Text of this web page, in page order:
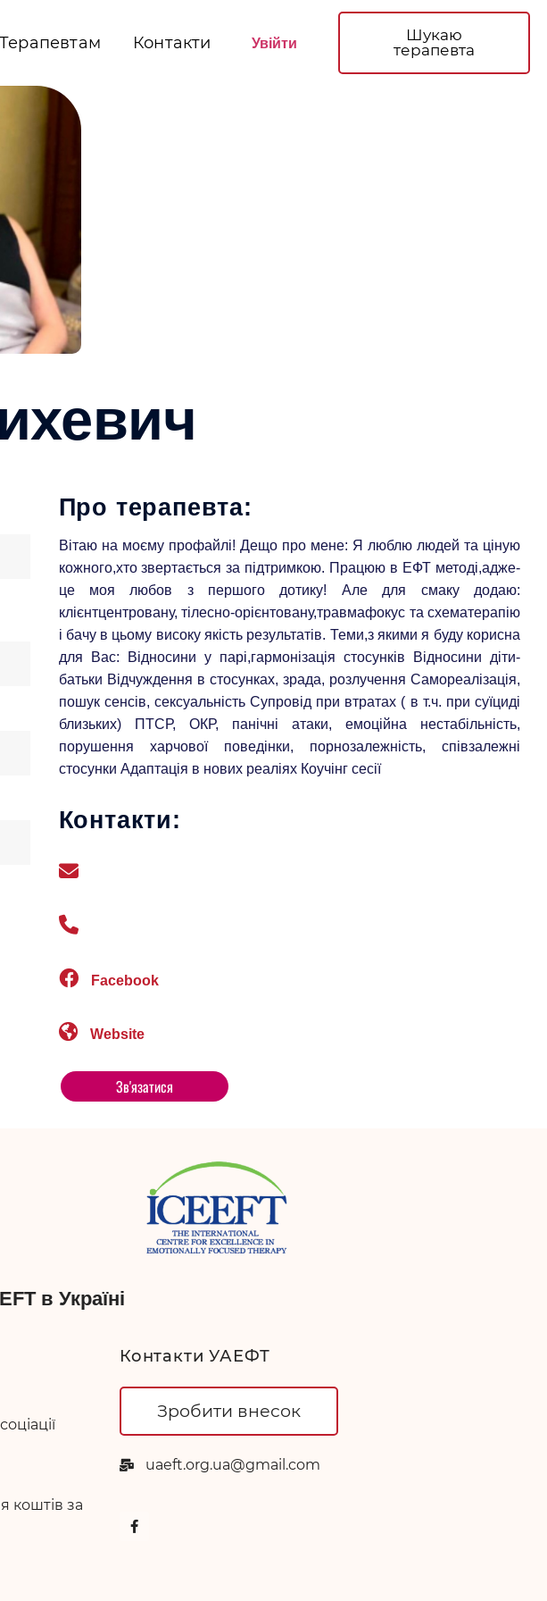
Терапевтам Контакти Увійти
Шукаю
терапевта
Про терапевта:
Вітаю на моєму профайлі! Дещо про мене: Я люблю людей та ціную
кожного,хто звертається за підтримкою. Працюю в ЕФТ методі,адже-
це моя любов з першого дотику! Але для смаку додаю:
клієнтцентровану, тілесно-орієнтовану,травмафокус та схематерапію
і бачу в цьому високу якість результатів. Теми,з якими я буду корисна
для Вас: Відносини у парі,гармонізація стосунків Відносини діти-
батьки Відчуждення в стосунках, зрада, розлучення Самореалізація,
пошук сенсів, сексуальність Супровід при втратах ( в т.ч. при суїциді
близьких) ПТСР, ОКР, панічні атаки, емоційна нестабільність,
порушення харчової поведінки, порнозалежність, співзалежні
стосунки Адаптація в нових реаліях Коучінг сесії
Контакти:
Facebook
Website
Зв'язатися
в Україні
коштів за
Контакти УАЕФТ
Зробити внесок
uaeft.org.ua@gmail.com